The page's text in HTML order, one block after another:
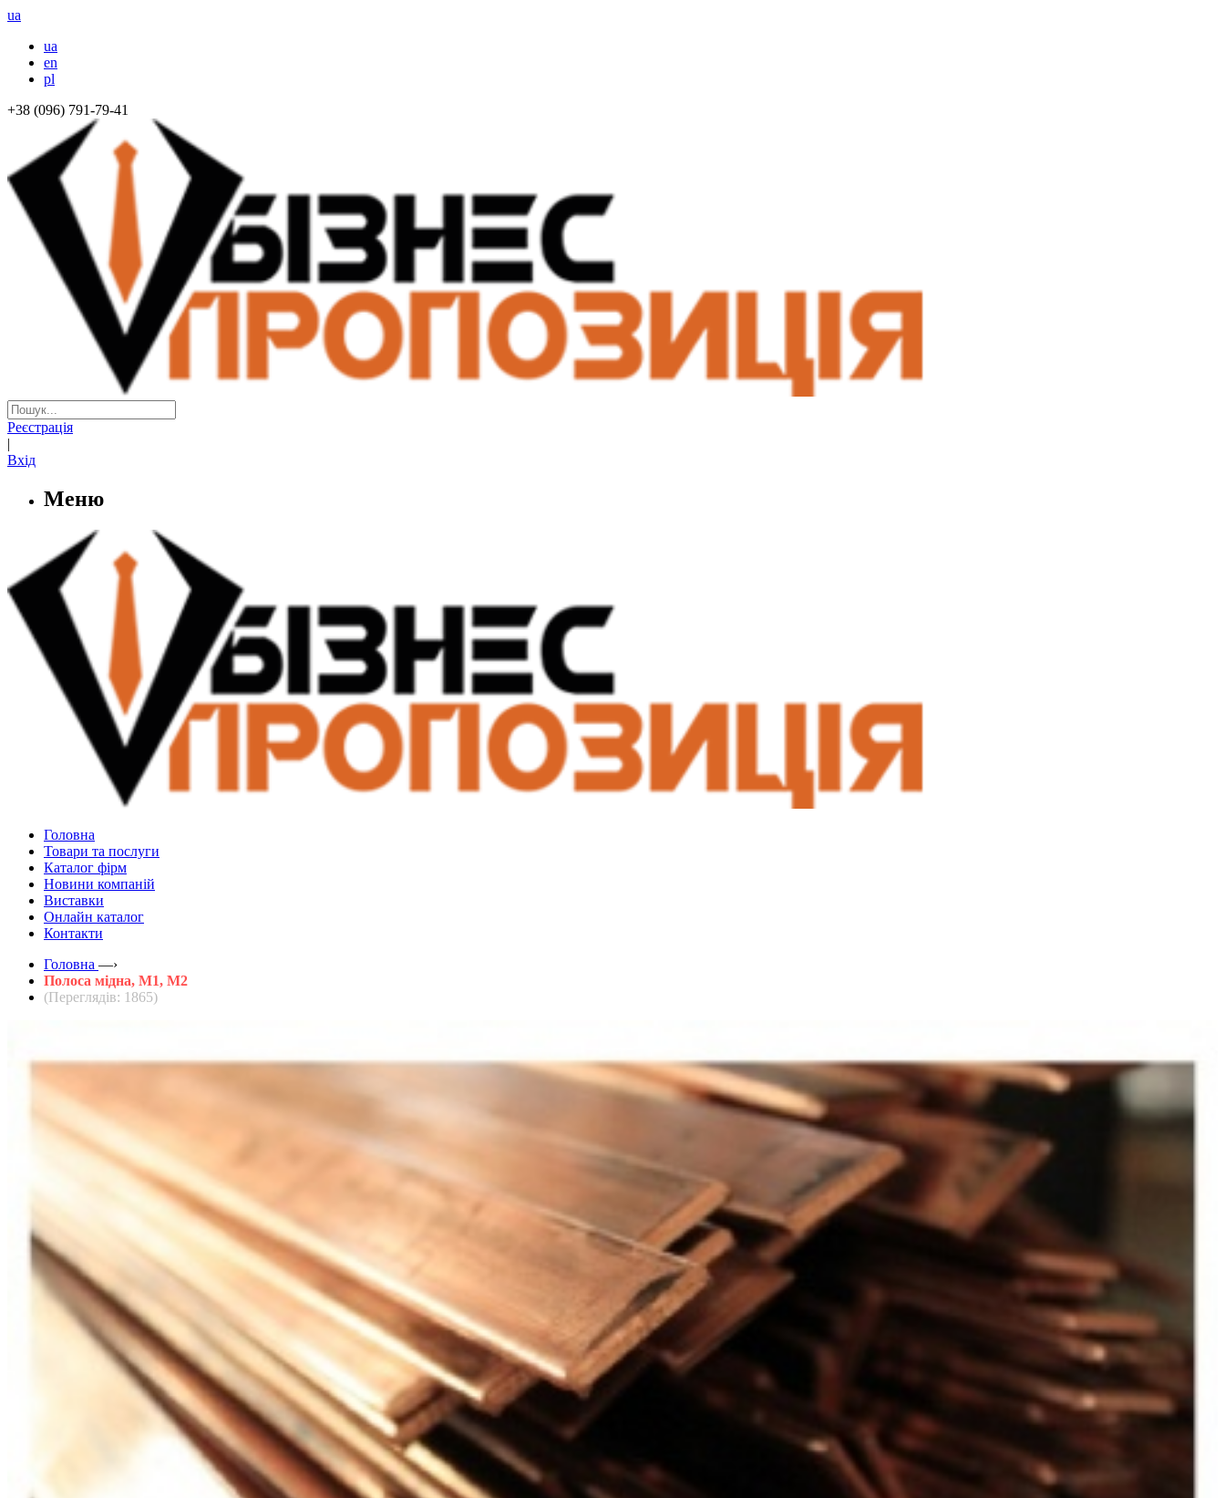
ua
ua
en
pl
+38 (096) 791-79-41
Реєстрація
|
Вхід
Меню
Головна
Товари та послуги
Каталог фірм
Новини компаній
Виставки
Онлайн каталог
Контакти
Головна —›
Полоса мідна, М1, М2
(Переглядів: 1865)